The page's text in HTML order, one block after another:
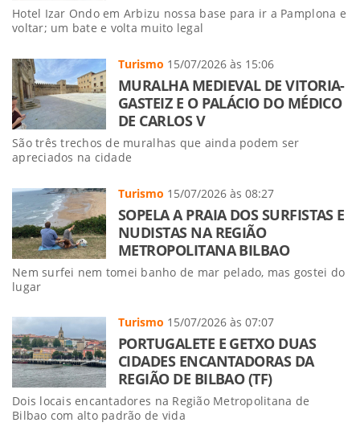
Hotel Izar Ondo em Arbizu nossa base para ir a Pamplona e
voltar; um bate e volta muito legal
Turismo 15/07/2026 às 15:06
MURALHA MEDIEVAL DE VITORIA-
GASTEIZ E O PALÁCIO DO MÉDICO
DE CARLOS V
São três trechos de muralhas que ainda podem ser
apreciados na cidade
Turismo 15/07/2026 às 08:27
SOPELA A PRAIA DOS SURFISTAS E
NUDISTAS NA REGIÃO
METROPOLITANA BILBAO
Nem surfei nem tomei banho de mar pelado, mas gostei do
lugar
Turismo 15/07/2026 às 07:07
PORTUGALETE E GETXO DUAS
CIDADES ENCANTADORAS DA
REGIÃO DE BILBAO (TF)
Dois locais encantadores na Região Metropolitana de
Bilbao com alto padrão de vida